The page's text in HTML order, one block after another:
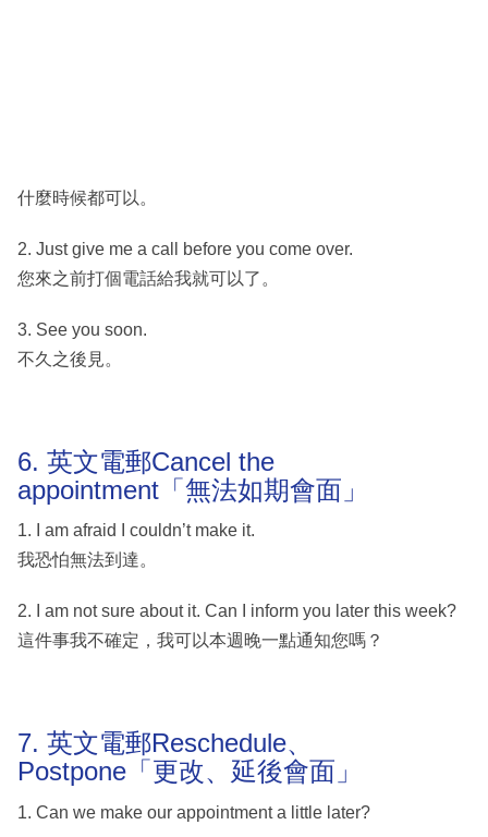
什麼時候都可以。
2. Just give me a call before you come over.
您來之前打個電話給我就可以了。
3. See you soon.
不久之後見。
6. 英文電郵Cancel the
appointment「無法如期會面」
1. I am afraid I couldn’t make it.
我恐怕無法到達。
2. I am not sure about it. Can I inform you later this week?
這件事我不確定，我可以本週晚一點通知您嗎？
7. 英文電郵Reschedule、
Postpone「更改、延後會面」
1. Can we make our appointment a little later?